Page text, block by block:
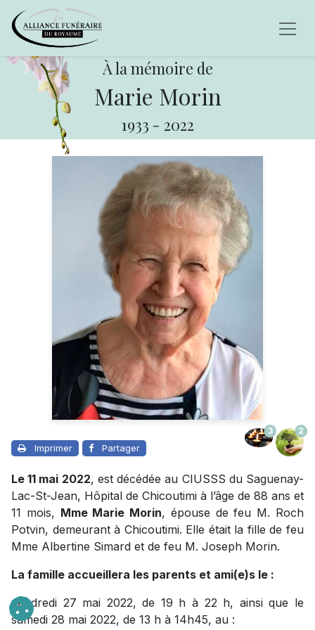
À la mémoire de
Marie Morin
1933 - 2022
Imprimer Partager
3 2
Le 11 mai 2022, est décédée au CIUSSS du Saguenay-
Lac-St-Jean, Hôpital de Chicoutimi à l’âge de 88 ans et
11 mois, Mme Marie Morin, épouse de feu M. Roch
Potvin, demeurant à Chicoutimi. Elle était la fille de feu
Mme Albertine Simard et de feu M. Joseph Morin.
La famille accueillera les parents et ami(e)s le :
vendredi 27 mai 2022, de 19 h à 22 h, ainsi que le
samedi 28 mai 2022, de 13 h à 14h45, au :